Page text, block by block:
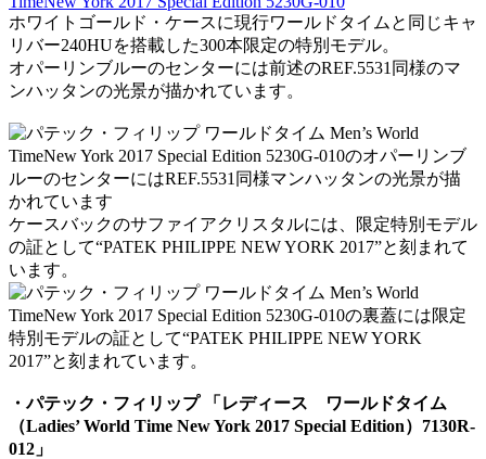
ホワイトゴールド・ケースに現行ワールドタイムと同じキャ
リバー240HUを搭載した300本限定の特別モデル。
オパーリンブルーのセンターには前述のREF.5531同様のマ
ンハッタンの光景が描かれています。
ケースバックのサファイアクリスタルには、限定特別モデル
の証として“PATEK PHILIPPE NEW YORK 2017”と刻まれて
います。
・パテック・フィリップ 「レディース ワールドタイム
（Ladies’ World Time New York 2017 Special Edition）7130R-
012」